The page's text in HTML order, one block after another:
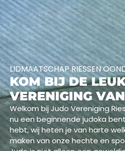
LIDMAATSCHAP RIESSEN
KOM BIJ DE
VERENIGING
Welkom bij Judo Vereniging
nu een beginnende judoka
hebt, wij heten je van harte
maken van onze hechte en